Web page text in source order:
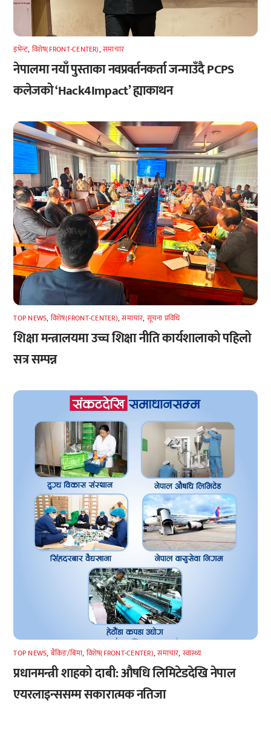
इभेन्ट, विशेष(FRONT-CENTER),समाचार
नेपालमा नयाँ पुस्ताका नवप्रवर्तनकर्ता जन्माउँदै PCPS
कलेजको ‘Hack4Impact’ ह्याकाथन
TOP NEWS, विशेष(FRONT-CENTER),समाचार, सूचना प्रविधि
शिक्षा मन्त्रालयमा उच्च शिक्षा नीति कार्यशालाको पहिलो
सत्र सम्पन्न
TOP NEWS, बैंकिङ/बिमा, विशेष(FRONT-CENTER),समाचार, स्वास्थ्य
प्रधानमन्त्री शाहको दाबी: औषधि लिमिटेडदेखि नेपाल
एयरलाइन्ससम्म सकारात्मक नतिजा